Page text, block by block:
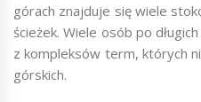
górach znajduje się wiele
ścieżek. Wiele osób po
z kompleksów term, których
górskich.